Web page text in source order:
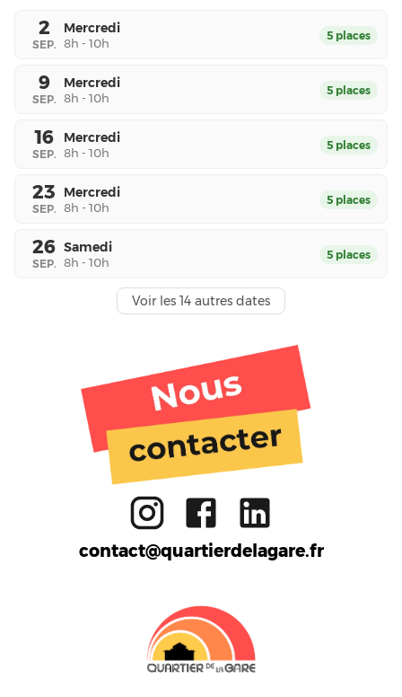
2
SEP.
Mercredi
8h - 10h 5 places
9
SEP.
Mercredi
8h - 10h 5 places
16
SEP.
Mercredi
8h - 10h 5 places
23
SEP.
Mercredi
8h - 10h 5 places
26
SEP.
Samedi
8h - 10h 5 places
Voir les 14 autres dates
contact@quartierdelagare.fr
Tiers lieu
Ateliers
Gare aux enfants
Restaurant
FabLab
Réemploi
Formation
Cuisine partagée
Boutique
Massy